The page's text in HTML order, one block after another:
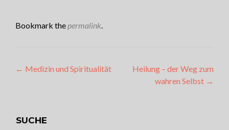
Bookmark the permalink.
Artikel-
← Medizin und Spiritualität
Heilung – der Weg zum
wahren Selbst →
SUCHE